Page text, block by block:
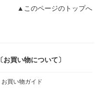
▲このページのトップへ
〔お買い物について〕
お買い物ガイド